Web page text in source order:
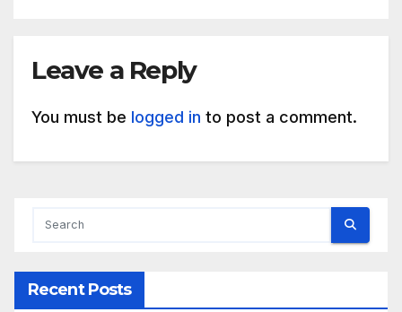
Leave a Reply
You must be logged in to post a comment.
Recent Posts